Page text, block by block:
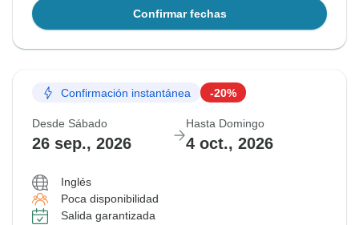
Confirmar fechas
Confirmación instantánea -20%
Desde Sábado
26 sep., 2026
Hasta Domingo
4 oct., 2026
Inglés
Poca disponibilidad
Salida garantizada